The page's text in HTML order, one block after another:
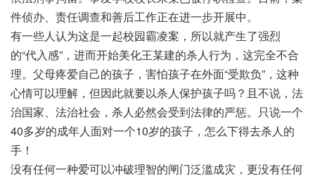
件侦办、责任调查和善后工作正在进一步开展中。
有一些人认为这是一起校园霸凌案，所以就产生了强烈
的“代入感”，进而开始美化王某建的杀人行为，这完全不合
理。父母疼爱自己的孩子，害怕孩子在外面“受欺负”，这种
心情可以理解，但因此就要以杀人保护孩子吗？且不说，法
治国家、法治社会，杀人必然会受到法律的严惩。只说一个
40多岁的成年人面对一个10岁的孩子，怎么下得去杀人的
手！
没有任何一种爱可以冲破理智的闸门泛滥成灾，更没有任何